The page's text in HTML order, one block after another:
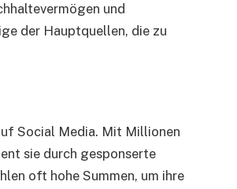
und
der Hauptquellen, die zu
Social Media. Mit Millionen
sie durch gesponserte
oft hohe Summen, um ihre